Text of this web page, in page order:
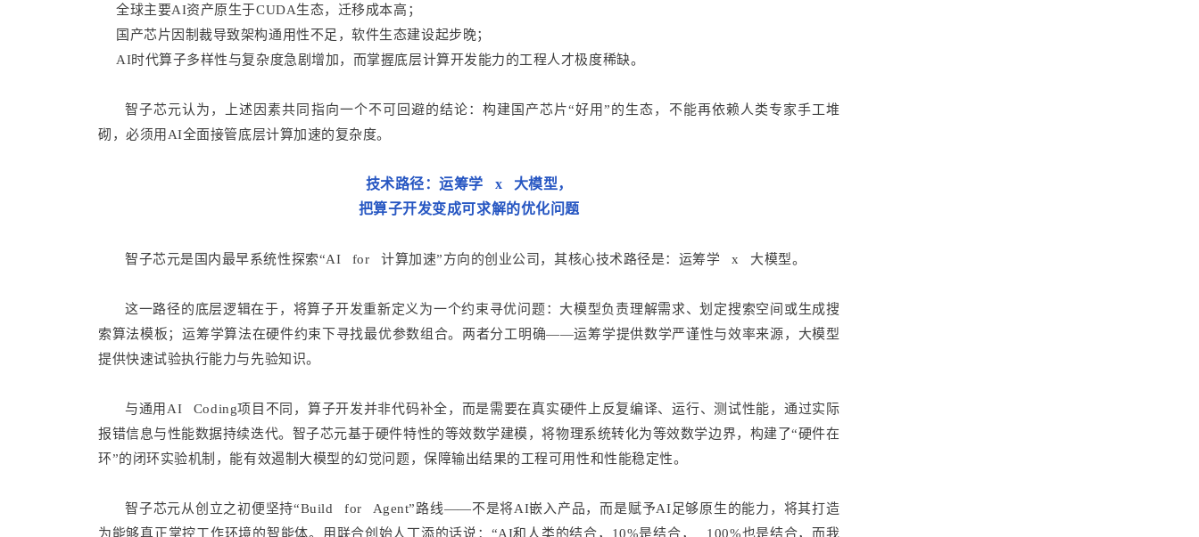
全球主要AI资产原生于CUDA生态，迁移成本高；
国产芯片因制裁导致架构通用性不足，软件生态建设起步晚；
AI时代算子多样性与复杂度急剧增加，而掌握底层计算开发能力的工程人才极度稀缺。
智子芯元认为，上述因素共同指向一个不可回避的结论：构建国产芯片“好用”的生态，不能再依赖人类专家手工堆
砌，必须用AI全面接管底层计算加速的复杂度。
技术路径：运筹学 x 大模型，
把算子开发变成可求解的优化问题
智子芯元是国内最早系统性探索“AI for 计算加速”方向的创业公司，其核心技术路径是：运筹学 x 大模型。
这一路径的底层逻辑在于，将算子开发重新定义为一个约束寻优问题：大模型负责理解需求、划定搜索空间或生成搜
索算法模板；运筹学算法在硬件约束下寻找最优参数组合。两者分工明确——运筹学提供数学严谨性与效率来源，大模型
提供快速试验执行能力与先验知识。
与通用AI Coding项目不同，算子开发并非代码补全，而是需要在真实硬件上反复编译、运行、测试性能，通过实际
报错信息与性能数据持续迭代。智子芯元基于硬件特性的等效数学建模，将物理系统转化为等效数学边界，构建了“硬件在
环”的闭环实验机制，能有效遏制大模型的幻觉问题，保障输出结果的工程可用性和性能稳定性。
智子芯元从创立之初便坚持“Build for Agent”路线——不是将AI嵌入产品，而是赋予AI足够原生的能力，将其打造
为能够真正掌控工作环境的智能体。用联合创始人丁添的话说：“AI和人类的结合，10%是结合， 100%也是结合，而我